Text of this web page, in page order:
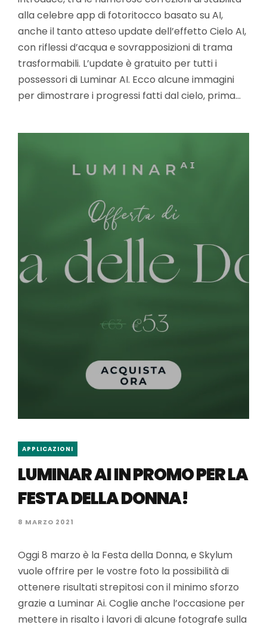
alla celebre app di fotoritocco basato su AI,
anche il tanto atteso update dell’effetto Cielo AI,
con riflessi d’acqua e sovrapposizioni di trama
trasformabili. L’update è gratuito per tutti i
possessori di Luminar AI. Ecco alcune immagini
per dimostrare i progressi fatti dal cielo, prima…
APPLICAZIONI
LUMINAR AI IN PROMO PER LA
FESTA DELLA DONNA!
8 MARZO 2021
Oggi 8 marzo è la Festa della Donna, e Skylum
vuole offrire per le vostre foto la possibilità di
ottenere risultati strepitosi con il minimo sforzo
grazie a Luminar Ai. Coglie anche l’occasione per
mettere in risalto i lavori di alcune fotografe sulla